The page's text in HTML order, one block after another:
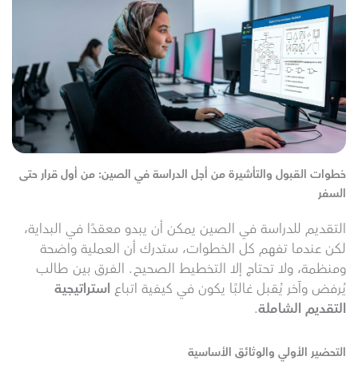
خطوات القبول والتأشيرة من أجل الدراسة في الصين: من أول قرار حتى
السفر
التقديم للدراسة في الصين يمكن أن يبدو معقدًا في البداية،
لكن عندما تفهم كل الخطوات، ستدرك أن العملية واضحة
ومنظمة، ولا تحتاج إلا التخطيط الصحيح. الفرق بين طالب
يُرفض وآخر يُقبل غالبًا يكون في كيفية اتباع استراتيجية
التقديم الشاملة.
التحضير الأولي والوثائق الأساسية